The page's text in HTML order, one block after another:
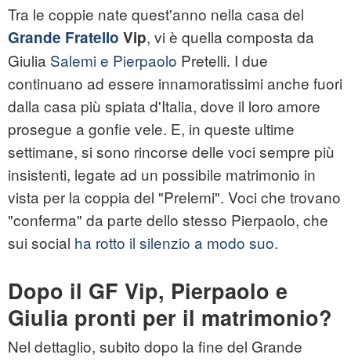
Tra le coppie nate quest'anno nella casa del
Grande Fratello Vip, vi è quella composta da
Giulia Salemi e Pierpaolo Pretelli. I due
continuano ad essere innamoratissimi anche fuori
dalla casa più spiata d'Italia, dove il loro amore
prosegue a gonfie vele. E, in queste ultime
settimane, si sono rincorse delle voci sempre più
insistenti, legate ad un possibile matrimonio in
vista per la coppia del "Prelemi". Voci che trovano
"conferma" da parte dello stesso Pierpaolo, che
sui social ha rotto il silenzio a modo suo.
Dopo il GF Vip, Pierpaolo e
Giulia pronti per il matrimonio?
Nel dettaglio, subito dopo la fine del Grande